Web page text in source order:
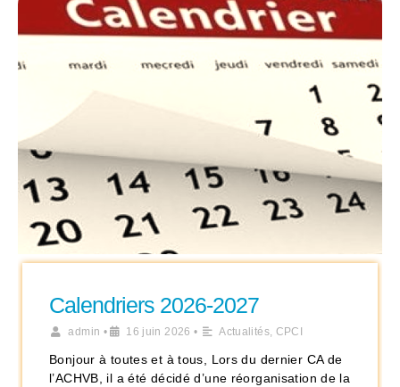
Calendriers 2026-2027
admin • 16 juin 2026 • Actualités, CPCI
Bonjour à toutes et à tous, Lors du dernier CA de
l’ACHVB, il a été décidé d’une réorganisation de la